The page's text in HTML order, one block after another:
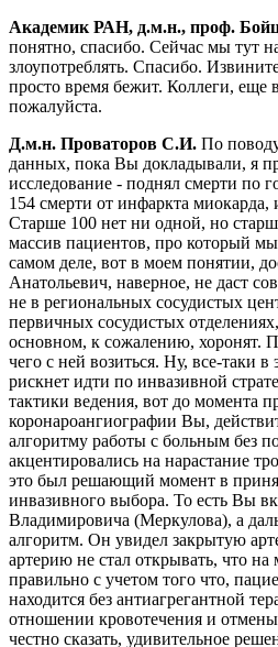
Академик РАН, д.м.н., проф.
понятно, спасибо. Сейчас мы тут
злоупотреблять. Спасибо.
просто время бежит. Коллеги, еще
пожалуйста.
Д.м.н. Проваторов С.И. По
данных, пока Вы докладывали, я
исследование - поднял смерти по
154 смерти от инфаркта миокарда,
Старше 100 нет ни одной, но
массив пациентов, про который
самом деле, вот в моем понятии,
Анатольевич, наверное, не даст
не в региональных сосудистых
первичных сосудистых
основном, к сожалению, хоронят.
чего с ней возиться. Ну, все-таки в
рискнет идти по инвазивной
тактики ведения, вот до момента
коронароангиографии Вы,
алгоритму работы с больным без
акцентировались на нарастание
это был решающий момент в
инвазивного выбора. То есть Вы
Владимировича (Меркулова), а
алгоритм. Он увидел закрытую
артерию не стал открывать, что
правильно с учетом того что,
находится без антиагрегантной
отношении кровотечения и
честно сказать, удивительное